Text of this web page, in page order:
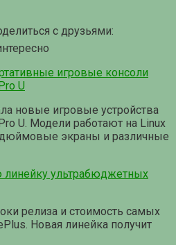
с друзьями:
игровые консоли
U
новые игровые устройства
U. Модели работают на Linux
дюймовые экраны и различные
линейку ультрабюджетных
релиза и стоимость самых
Новая линейка получит